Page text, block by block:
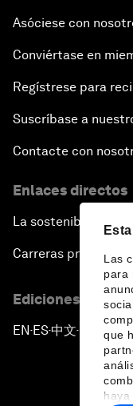
Las
para
que
Asóciese con
Conviértase en
Regístrese para
Suscríbase a
Contacte con
Enlaces directos
La sostenibilidad en
Carreras
Ediciones en
EN ▪ES▪中文▪ 日本語